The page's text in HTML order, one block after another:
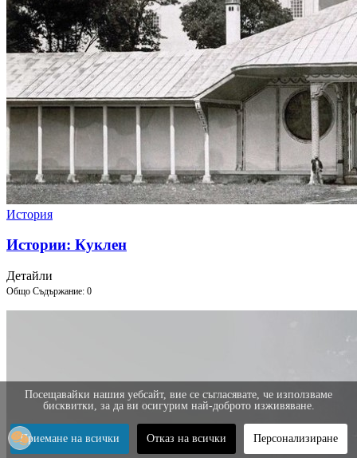
История
Истории: Куклен
Детайли
Общо Съдържание: 0
Посещавайки нашия уебсайт, вие се съгласявате, че използваме
бисквитки, за да ви осигурим най-доброто изживяване.
Приемане на всички Отказ на всички Персонализиране